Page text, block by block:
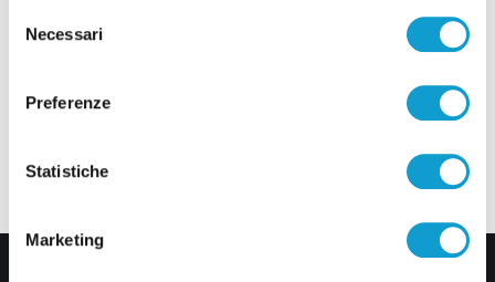
delNecessari
Preferenze
Statistiche
Marketing